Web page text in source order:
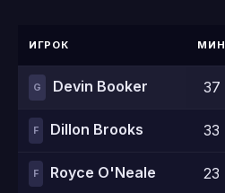
ИГРОК МИН
G Devin Booker 37
F Dillon Brooks 33
F Royce O'Neale 23